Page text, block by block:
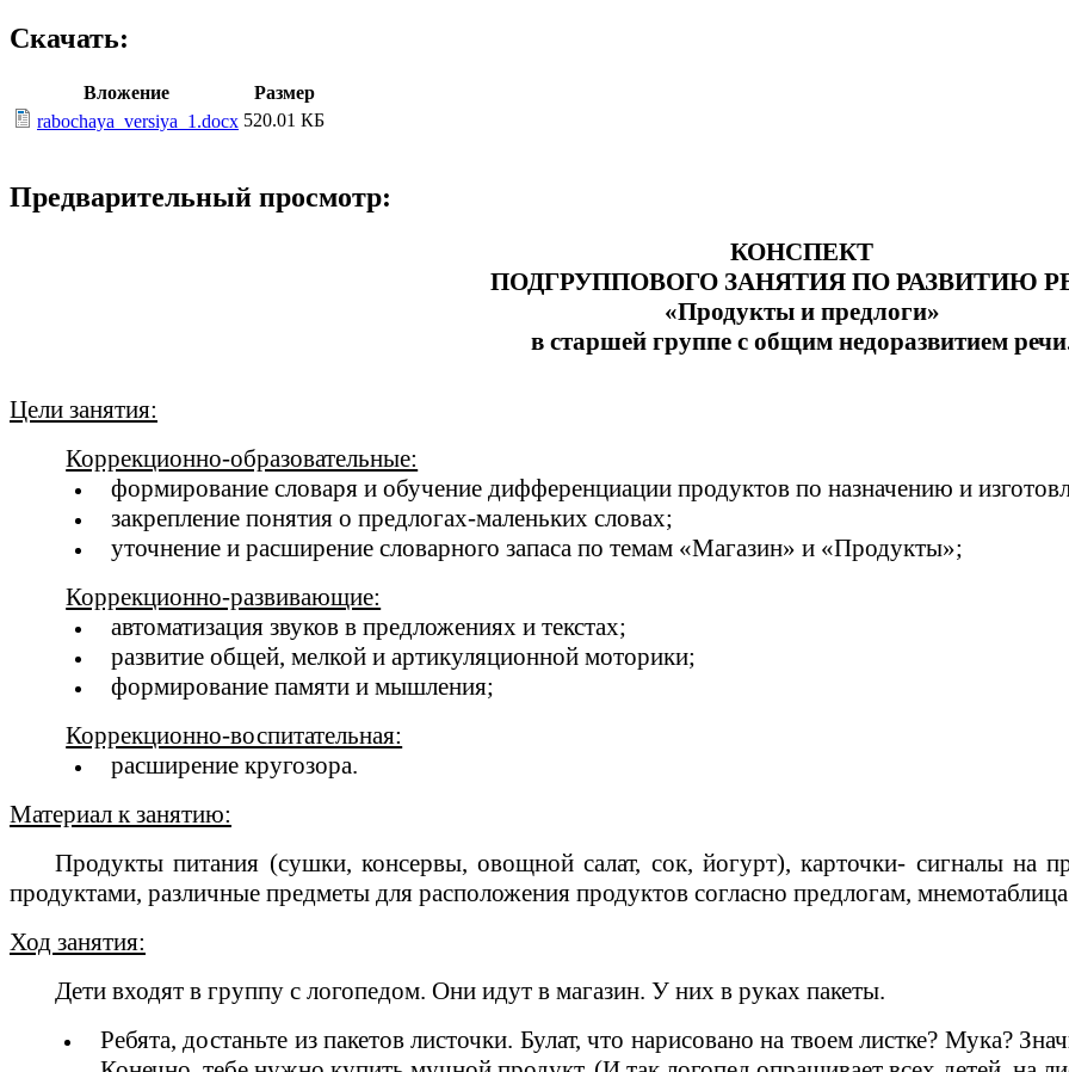
Скачать:
Вложение
Размер
rabochaya_versiya_1.docx 520.01 КБ
Предварительный просмотр:
КОНСПЕКТ
ПОДГРУППОВОГО ЗАНЯТИЯ ПО РАЗВИТИЮ
«Продукты и предлоги»
в старшей группе с общим недоразвитием
Цели занятия:
Коррекционно-образовательные:
формирование словаря и обучение дифференциации продуктов по назначению и
закрепление понятия о предлогах-маленьких словах;
уточнение и расширение словарного запаса по темам «Магазин» и «Продукты»;
Коррекционно-развивающие:
автоматизация звуков в предложениях и текстах;
развитие общей, мелкой и артикуляционной моторики;
формирование памяти и мышления;
Коррекционно-воспитательная:
расширение кругозора.
Материал к занятию:
Продукты питания (сушки, консервы, овощной салат, сок, йогурт), карточки- сигналы на
продуктами, различные предметы для расположения продуктов согласно предлогам,
Ход занятия:
Дети входят в группу с логопедом. Они идут в магазин. У них в руках пакеты.
Ребята, достаньте из пакетов листочки. Булат, что нарисовано на твоем листке? Мука?